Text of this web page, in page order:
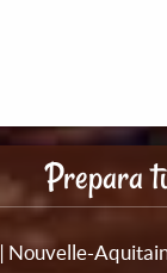
Prepara
| Nouvelle-